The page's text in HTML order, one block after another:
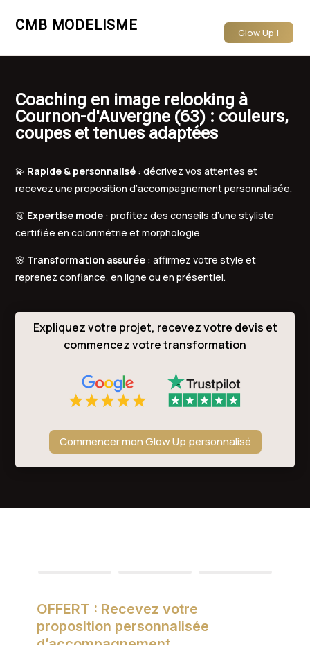
CMB MODELISME Glow Up !
Coaching en image relooking à
Cournon-d'Auvergne (63) : couleurs,
coupes et tenues adaptées
💫 Rapide & personnalisé : décrivez vos attentes et
recevez une proposition d’accompagnement personnalisée.
👗 Expertise mode : profitez des conseils d’une styliste
certifiée en colorimétrie et morphologie
🌸 Transformation assurée : affirmez votre style et
reprenez confiance, en ligne ou en présentiel.
Expliquez votre projet, recevez votre devis et
commencez votre transformation
Commencer mon Glow Up personnalisé